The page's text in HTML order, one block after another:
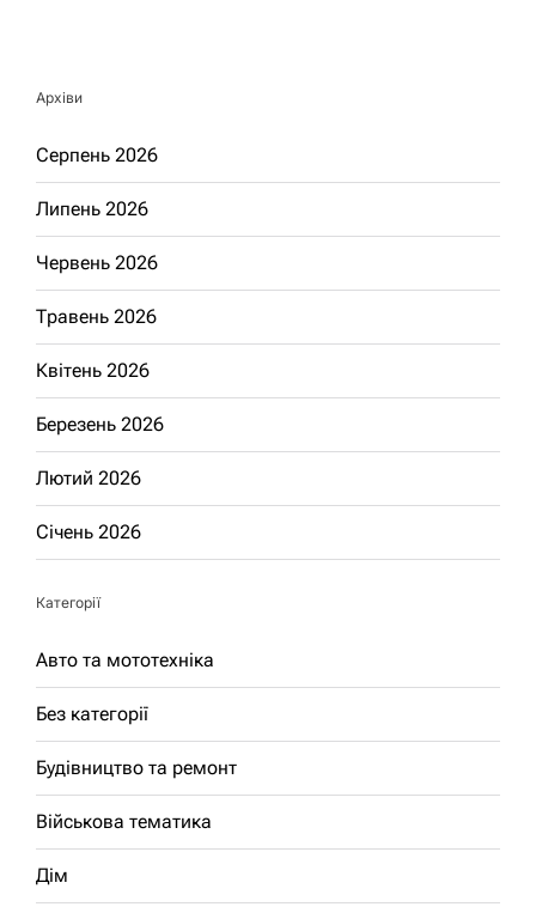
Архіви
Серпень 2026
Липень 2026
Червень 2026
Травень 2026
Квітень 2026
Березень 2026
Лютий 2026
Січень 2026
Категорії
Авто та мототехніка
Без категорії
Будівництво та ремонт
Військова тематика
Дім